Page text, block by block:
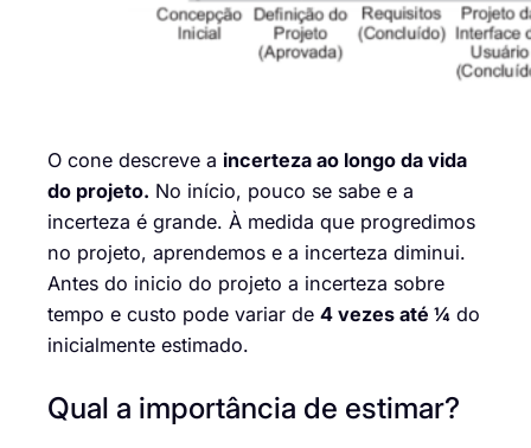
O cone descreve a incerteza ao longo da vida
do projeto. No início, pouco se sabe e a
incerteza é grande. À medida que progredimos
no projeto, aprendemos e a incerteza diminui.
Antes do inicio do projeto a incerteza sobre
tempo e custo pode variar de 4 vezes até ¼ do
inicialmente estimado.
Qual a importância de estimar?